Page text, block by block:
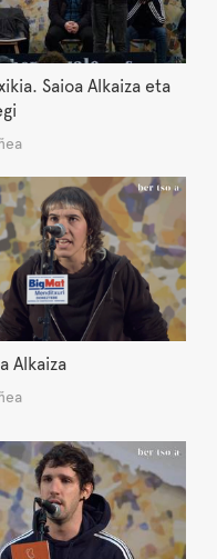
Saioa Alkaiza eta
Alkaiza